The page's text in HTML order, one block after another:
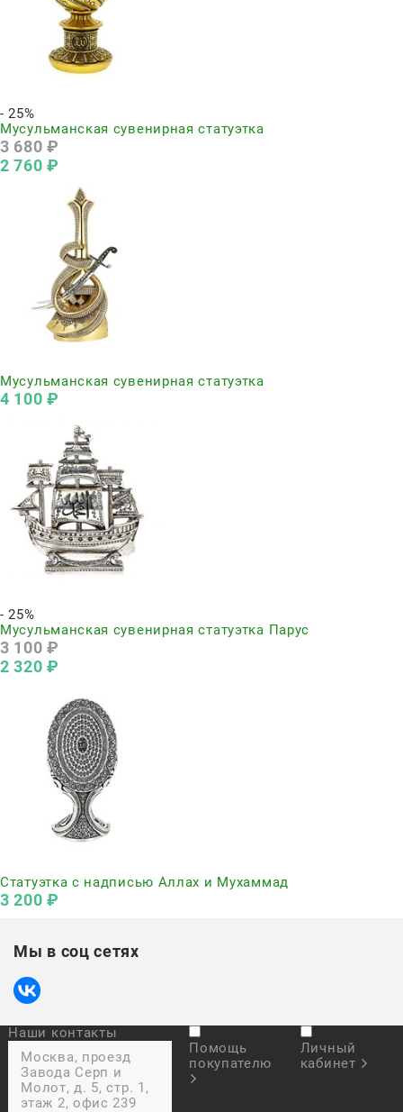
- 25%
Мусульманская сувенирная статуэтка
3 680 ₽
2 760 ₽
Мусульманская сувенирная статуэтка
4 100 ₽
- 25%
Мусульманская сувенирная статуэтка Парус
3 100 ₽
2 320 ₽
Статуэтка с надписью Аллах и Мухаммад
3 200 ₽
Мы в соц сетях
Наши контакты
Москва, проезд
Завода Серп и
Молот, д. 5, стр. 1,
этаж 2, офис 239
Помощь
покупателю
Личный
кабинет